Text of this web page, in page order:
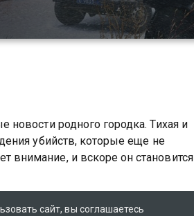
новости родного городка. Тихая и
убийств, которые еще не
внимание, и вскоре он становится
совершенно бесплатно в
сайт, вы соглашаетесь